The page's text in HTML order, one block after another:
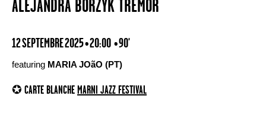
ALEJANDRA BORZYK TREMOR
12 SEPTEMBRE 2025 • 20:00 • 90'
featuring MARIA JOãO (PT)
✪ CARTE BLANCHE MARNI JAZZ FESTIVAL